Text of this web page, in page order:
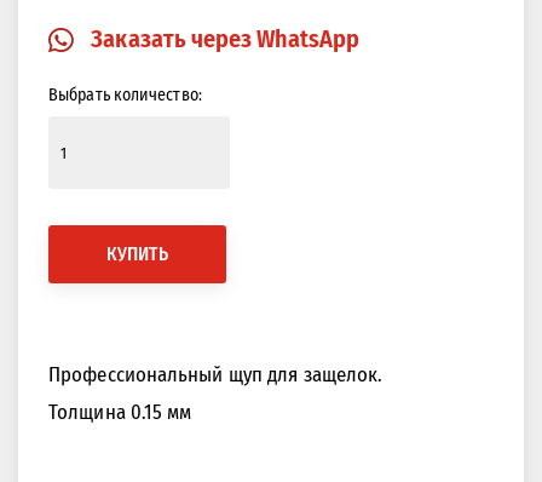
Заказать через WhatsApp
Выбрать количество:
КУПИТЬ
Профессиональный щуп для защелок.
Толщина 0.15 мм